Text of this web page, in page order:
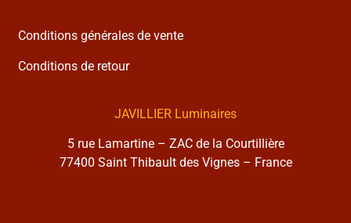
Conditions générales de vente
Conditions de retour
JAVILLIER Luminaires
5 rue Lamartine – ZAC de la Courtillière
77400 Saint Thibault des Vignes – France